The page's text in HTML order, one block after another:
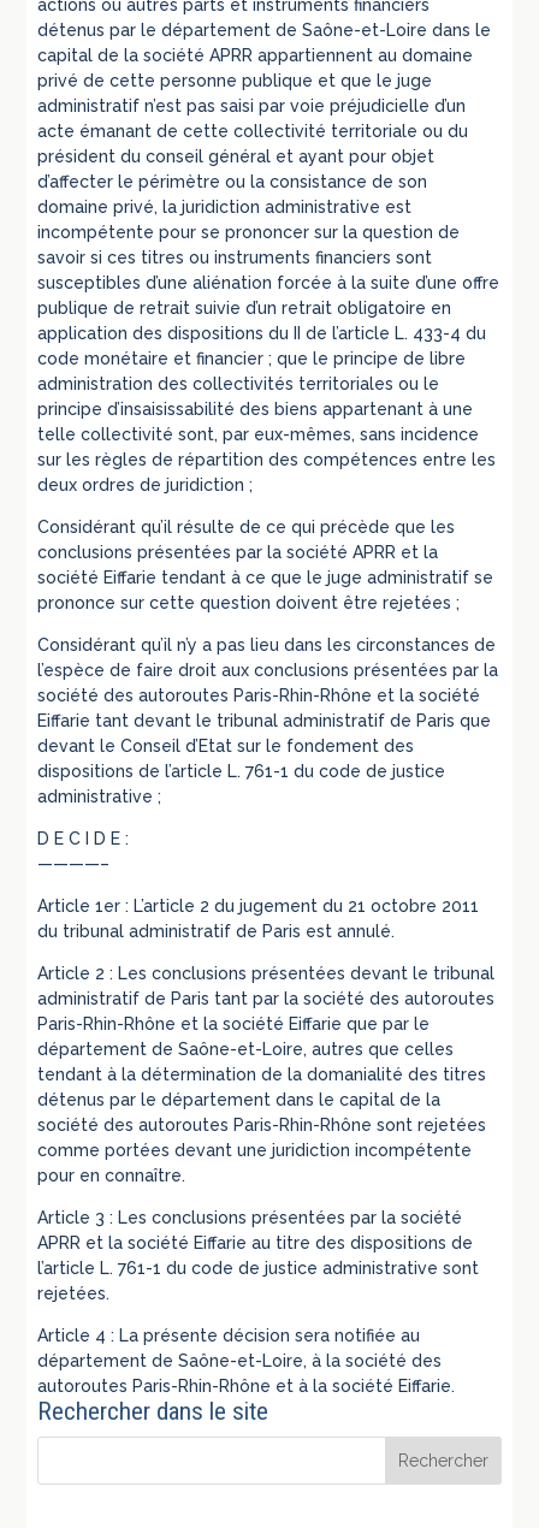
actions ou autres parts et instruments financiers
détenus par le département de Saône-et-Loire dans le
capital de la société APRR appartiennent au domaine
privé de cette personne publique et que le juge
administratif n’est pas saisi par voie préjudicielle d’un
acte émanant de cette collectivité territoriale ou du
président du conseil général et ayant pour objet
d’affecter le périmètre ou la consistance de son
domaine privé, la juridiction administrative est
incompétente pour se prononcer sur la question de
savoir si ces titres ou instruments financiers sont
susceptibles d’une aliénation forcée à la suite d’une offre
publique de retrait suivie d’un retrait obligatoire en
application des dispositions du II de l’article L. 433-4 du
code monétaire et financier ; que le principe de libre
administration des collectivités territoriales ou le
principe d’insaisissabilité des biens appartenant à une
telle collectivité sont, par eux-mêmes, sans incidence
sur les règles de répartition des compétences entre les
deux ordres de juridiction ;
Considérant qu’il résulte de ce qui précède que les
conclusions présentées par la société APRR et la
société Eiffarie tendant à ce que le juge administratif se
prononce sur cette question doivent être rejetées ;
Considérant qu’il n’y a pas lieu dans les circonstances de
l’espèce de faire droit aux conclusions présentées par la
société des autoroutes Paris-Rhin-Rhône et la société
Eiffarie tant devant le tribunal administratif de Paris que
devant le Conseil d’Etat sur le fondement des
dispositions de l’article L. 761-1 du code de justice
administrative ;
D E C I D E :
————–
Article 1er : L’article 2 du jugement du 21 octobre 2011
du tribunal administratif de Paris est annulé.
Article 2 : Les conclusions présentées devant le tribunal
administratif de Paris tant par la société des autoroutes
Paris-Rhin-Rhône et la société Eiffarie que par le
département de Saône-et-Loire, autres que celles
tendant à la détermination de la domanialité des titres
détenus par le département dans le capital de la
société des autoroutes Paris-Rhin-Rhône sont rejetées
comme portées devant une juridiction incompétente
pour en connaître.
Article 3 : Les conclusions présentées par la société
APRR et la société Eiffarie au titre des dispositions de
l’article L. 761-1 du code de justice administrative sont
rejetées.
Article 4 : La présente décision sera notifiée au
département de Saône-et-Loire, à la société des
autoroutes Paris-Rhin-Rhône et à la société Eiffarie.
Rechercher dans le site